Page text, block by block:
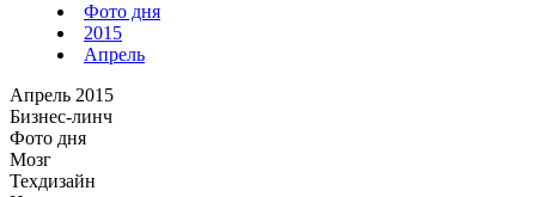
Фото дня
2015
Апрель
Апрель 2015
Бизнес-линч
Фото дня
Мозг
Техдизайн